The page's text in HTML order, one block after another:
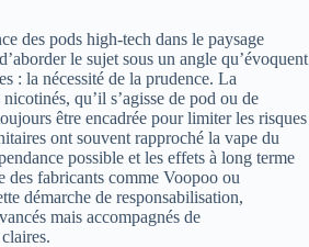
des pods high-tech dans le paysage
le sujet sous un angle qu’évoquent
: la nécessité de la prudence. La
qu’il s’agisse de pod ou de
être encadrée pour limiter les risques
ont souvent rapproché la vape du
possible et les effets à long terme
des fabricants comme Voopoo ou
démarche de responsabilisation,
mais accompagnés de